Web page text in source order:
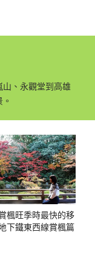
、永觀堂到高雄
楓旺季時最快的移
下鐵東西線賞楓篇